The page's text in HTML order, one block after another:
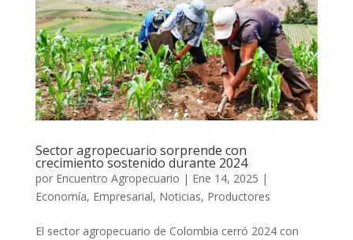
Sector agropecuario sorprende con
crecimiento sostenido durante 2024
por Encuentro Agropecuario | Ene 14, 2025 |
Economía, Empresarial, Noticias, Productores
El sector agropecuario de Colombia cerró 2024 con